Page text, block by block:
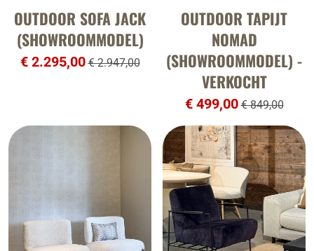
OUTDOOR SOFA JACK
(SHOWROOMMODEL)
€ 2.295,00 € 2.947,00
OUTDOOR TAPIJT
NOMAD
(SHOWROOMMODEL) -
VERKOCHT
€ 499,00 € 849,00